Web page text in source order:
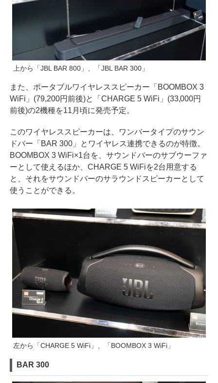
上から「JBL BAR 800」、「JBL BAR 300」
また、ポータブルワイヤレススピーカー「BOOMBOX 3
WiFi」(79,200円前後)と「CHARGE 5 WiFi」(33,000円
前後)の2機種を11月頃に発売予定。
このワイヤレススピーカーは、ワンバータイプのサウン
ドバー「BAR 300」とワイヤレス連携できるのが特徴。
BOOMBOX 3 WiFi×1台を、サウンドバーのサブウーファ
ーとして使えるほか、CHARGE 5 WiFiを2台用意する
と、それをサウンドバーのサラウンドスピーカーとして
使うことができる。
左から「CHARGE 5 WiFi」、「BOOMBOX 3 WiFi」
BAR 300